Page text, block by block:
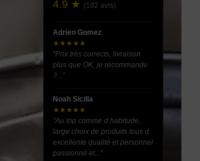
4.9 ★ (182 avis)
Adrien Gomez
★★★★★
"Prix très corrects, livraison
plus que OK, je recommande
?..."
Noah Sicilia
★★★★★
"Au top comme d habitude,
large choix de produits tous d
excellente qualité et personnel
passionné et..."